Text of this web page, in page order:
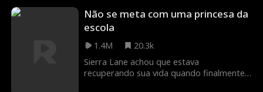
Não se meta com uma princesa da
escola
1.4M
20.3k
Sierra Lane achou que estava
recuperando sua vida quando finalmente